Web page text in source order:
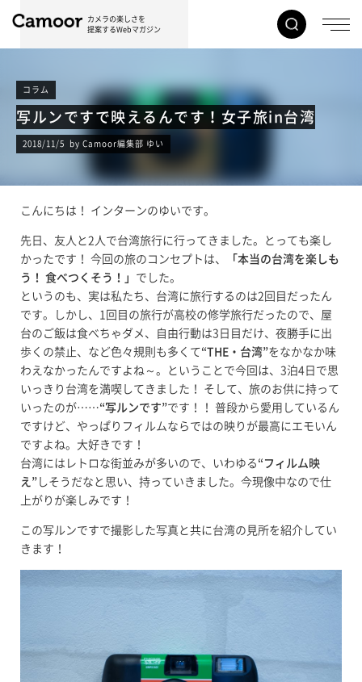
カメラの楽しさを
提案するWebマガジン
コラム
写ルンですで映えるんです！女子旅in台湾
2018/11/5 by Camoor編集部 ゆい
こんにちは！ インターンのゆいです。
先日、友人と2人で台湾旅行に行ってきました。とっても楽し
かったです！ 今回の旅のコンセプトは、
「本当の台湾を楽しも
う！ 食べつくそう！」 でした。
というのも、実は私たち、台湾に旅行するのは2回目だったん
です。しかし、1回目の旅行が高校の修学旅行だったので、屋
台のご飯は食べちゃダメ、自由行動は3日目だけ、夜勝手に出
歩くの禁止、など色々規則も多くて“THE・台湾”をなかなか味
わえなかったんですよね～。ということで今回は、3泊4日で思
いっきり台湾を満喫してきました！ そして、旅のお供に持って
いったのが……“写ルンです”です！！ 普段から愛用しているん
ですけど、やっぱりフィルムならではの映りが最高にエモいん
ですよね。大好きです！
台湾にはレトロな街並みが多いので、いわゆる “フィルム映
え” しそうだなと思い、持っていきました。今現像中なので仕
上がりが楽しみです！
この写ルンですで撮影した写真と共に台湾の見所を紹介してい
きます！